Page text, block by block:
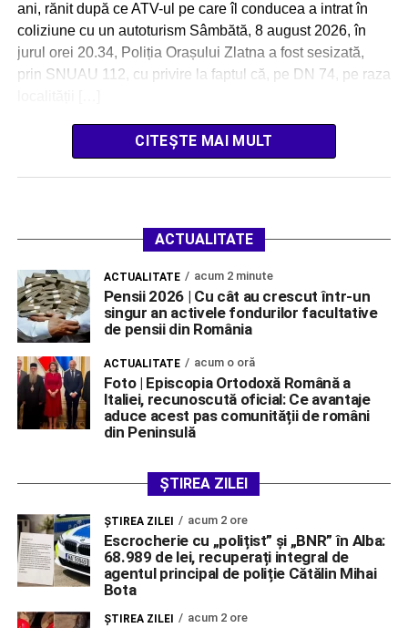
ani, rănit după ce ATV-ul pe care îl conducea a intrat în
coliziune cu un autoturism Sâmbătă, 8 august 2026, în
jurul orei 20.34, Poliția Orașului Zlatna a fost sesizată,
prin SNUAU 112, cu privire la faptul că, pe DN 74, pe raza
CITEȘTE MAI MULT
ACTUALITATE
ACTUALITATE acum 2 minute
Pensii 2026 | Cu cât au crescut într-un
singur an activele fondurilor facultative
de pensii din România
ACTUALITATE acum o oră
Foto | Episcopia Ortodoxă Română a
Italiei, recunoscută oficial: Ce avantaje
aduce acest pas comunității de români
din Peninsulă
ȘTIREA ZILEI
ŞTIREA ZILEI acum 2 ore
Escrocherie cu „polițist” și „BNR” în Alba:
68.989 de lei, recuperați integral de
agentul principal de poliție Cătălin Mihai
Bota
ŞTIREA ZILEI acum 2 ore